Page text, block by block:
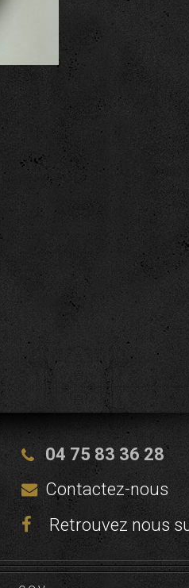
04 75 83 36 28
Contactez-nous
Retrouvez nous